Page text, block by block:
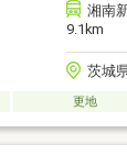
湘南
9.1km
茨城
更地